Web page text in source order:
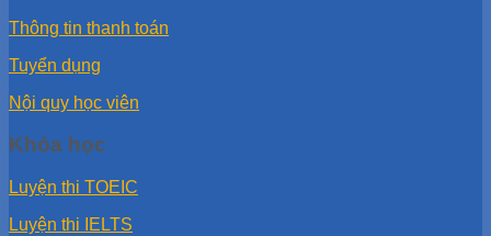
Thông tin thanh toán
Tuyển dụng
Nội quy học viên
Khóa học
Luyện thi TOEIC
Luyện thi IELTS